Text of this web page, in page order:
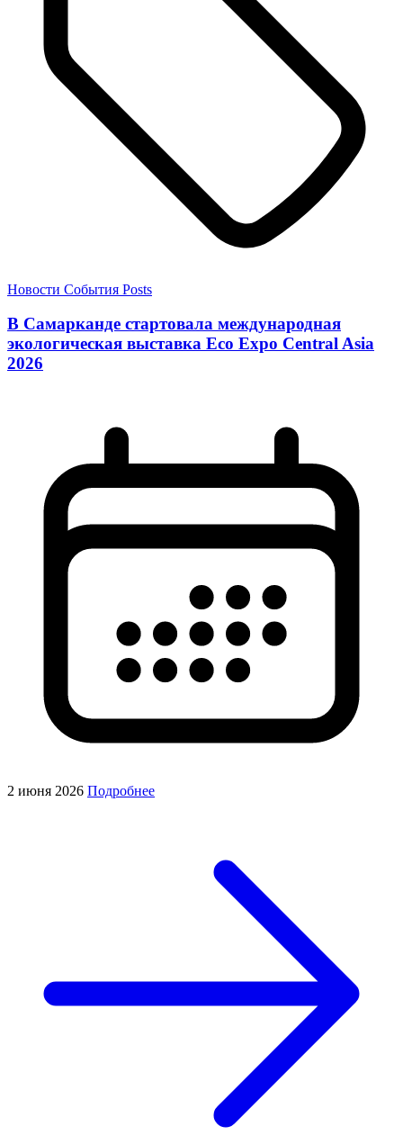
Новости События Posts
В Самарканде стартовала международная
экологическая выставка Eco Expo Central Asia
2026
2 июня 2026 Подробнее